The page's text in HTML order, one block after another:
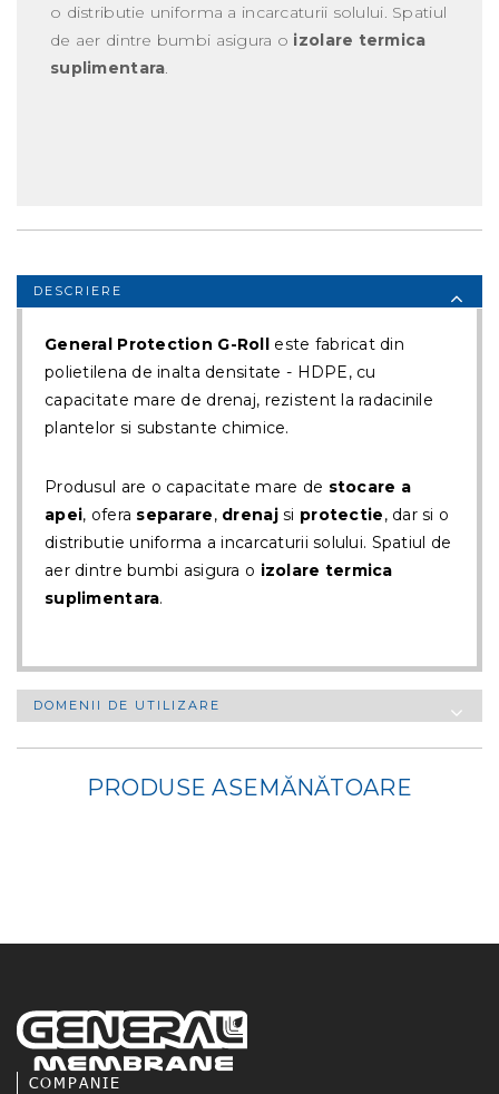
o distributie uniforma a incarcaturii solului. Spatiul
de aer dintre bumbi asigura o izolare termica
suplimentara.
DESCRIERE
General Protection G-Roll este fabricat din
polietilena de inalta densitate - HDPE, cu
capacitate mare de drenaj, rezistent la radacinile
plantelor si substante chimice.
Produsul are o capacitate mare de stocare a
apei, ofera separare, drenajsi protectie, dar si o
distributie uniforma a incarcaturii solului. Spatiul de
aer dintre bumbi asigura o izolare termica
suplimentara.
DOMENII DE UTILIZARE
PRODUSE ASEMĂNĂTOARE
COMPANIE